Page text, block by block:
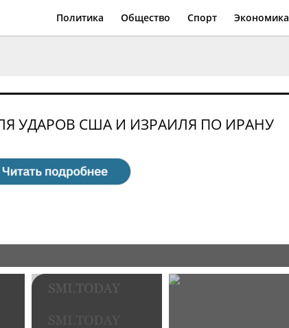
Политика Общество Спорт Экономика
УДАРОВ США И ИЗРАИЛЯ ПО ИРАНУ